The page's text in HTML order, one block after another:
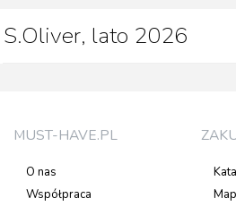
S.Oliver, lato 2026
MUST-HAVE.PL
O nas
Współpraca